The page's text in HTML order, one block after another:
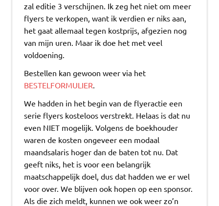
zal editie 3 verschijnen. Ik zeg het niet om meer
flyers te verkopen, want ik verdien er niks aan,
het gaat allemaal tegen kostprijs, afgezien nog
van mijn uren. Maar ik doe het met veel
voldoening.
Bestellen kan gewoon weer via het
BESTELFORMULIER
We hadden in het begin van de flyeractie een
serie flyers kosteloos verstrekt. Helaas is dat nu
even NIET mogelijk. Volgens de boekhouder
waren de kosten ongeveer een modaal
maandsalaris hoger dan de baten tot nu. Dat
geeft niks, het is voor een belangrijk
maatschappelijk doel, dus dat hadden we er wel
voor over. We blijven ook hopen op een sponsor.
Als die zich meldt, kunnen we ook weer zo’n